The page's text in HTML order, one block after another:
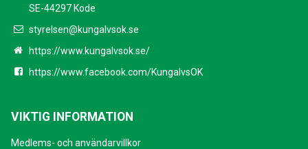
SE-44297 Kode
styrelsen@kungalvsok.se
https://www.kungalvsok.se/
https://www.facebook.com/KungalvsOK
VIKTIG INFORMATION
Medlems- och användarvillkor